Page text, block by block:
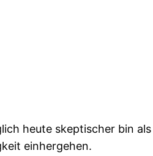
heute skeptischer bin
einhergehen.